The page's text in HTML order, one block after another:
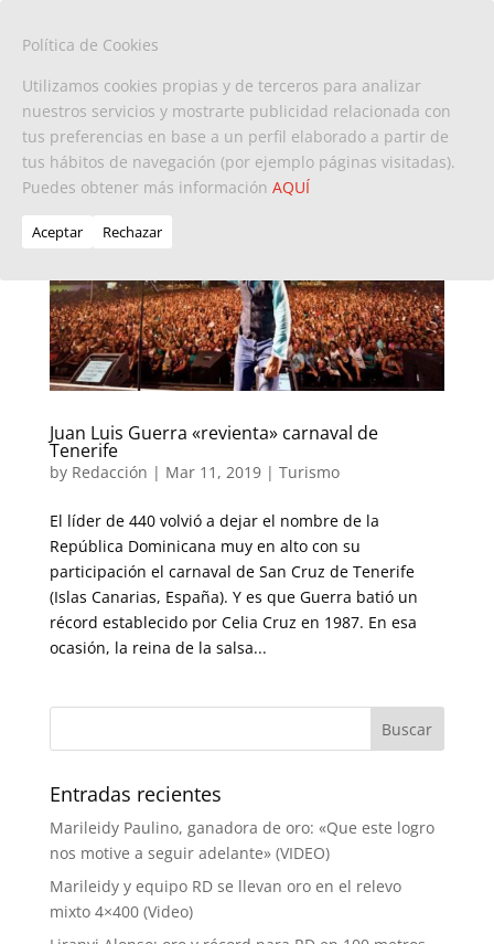
Juan Luis Guerra «revienta» carnaval de
Tenerife
by Redacción | Mar 11, 2019| Turismo
El líder de 440 volvió a dejar el nombre de la
República Dominicana muy en alto con su
participación el carnaval de San Cruz de Tenerife
(Islas Canarias, España). Y es que Guerra batió un
récord establecido por Celia Cruz en 1987. En esa
ocasión, la reina de la salsa...
Entradas recientes
Marileidy Paulino, ganadora de oro: «Que este logro
nos motive a seguir adelante» (VIDEO)
Marileidy y equipo RD se llevan oro en el relevo
mixto 4×400 (Video)
Política de Cookies
Utilizamos cookies propias y de terceros para analizar
nuestros servicios y mostrarte publicidad relacionada con
tus preferencias en base a un perfil elaborado a partir de
tus hábitos de navegación (por ejemplo páginas visitadas).
Puedes obtener más información AQUÍ
Aceptar Rechazar